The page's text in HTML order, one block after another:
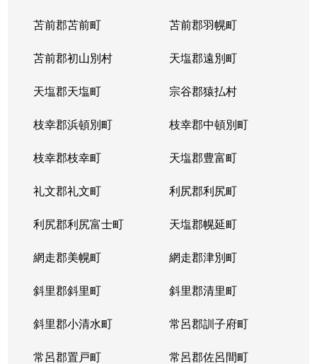
苫前郡苫前町 苫前郡羽幌町
苫前郡初山別村 天塩郡遠別町
天塩郡天塩町 宗谷郡猿払村
枝幸郡浜頓別町 枝幸郡中頓別町
枝幸郡枝幸町 天塩郡豊富町
礼文郡礼文町 利尻郡利尻町
利尻郡利尻富士町 天塩郡幌延町
網走郡美幌町 網走郡津別町
斜里郡斜里町 斜里郡清里町
斜里郡小清水町 常呂郡訓子府町
常呂郡置戸町 常呂郡佐呂間町